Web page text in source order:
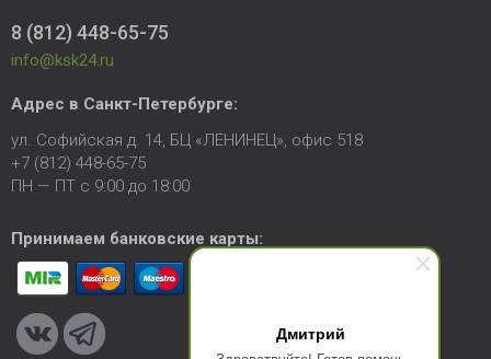
Дмитрий
8 (812) 448-65-75
info@ksk24.ru
Адрес в Санкт-Петербурге:
ул. Софийская д. 14, БЦ «ЛЕНИНЕЦ», офис 518
+7 (812) 448-65-75
ПН — ПТ с 9:00 до 18:00
Принимаем банковские карты: